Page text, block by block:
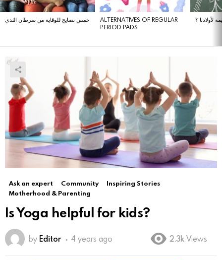
خمس نصايح للوقاية من سرطان الثدي
ALTERNATIVES OF REGULAR
PERIOD PADS
لأولادنا ؟
Ask an expert Community
Inspiring Stories
Motherhood & Parenting
Is Yoga helpful for kids?
by Editor 4 years ago 2.3k Views